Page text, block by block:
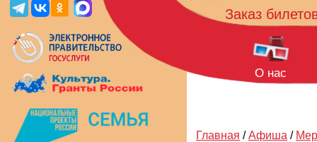
Заказ
О нас
Главная / Афиша /